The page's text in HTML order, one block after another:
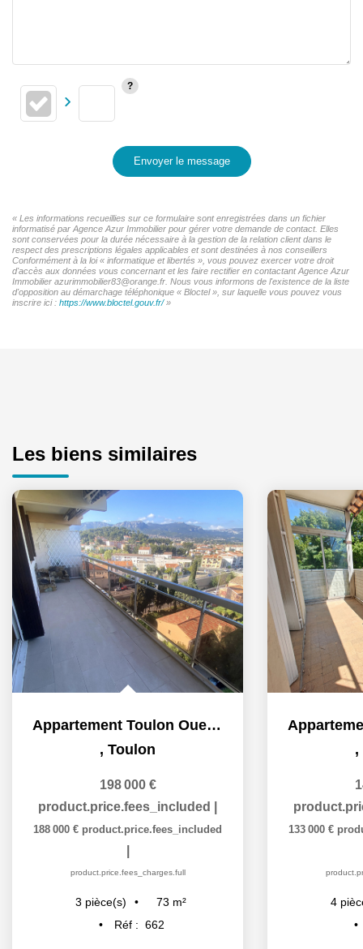
Envoyer le message
« Les informations recueillies sur ce formulaire sont enregistrées dans un fichier
informatisé par Agence Azur Immobilier pour gérer votre demande de contact. Elles
sont conservées pour la durée nécessaire à la gestion de la relation client dans le
respect des prescriptions légales applicables et sont destinées à nos conseillers
Conformément à la loi « informatique et libertés », vous pouvez exercer votre droit
d'accès aux données vous concernant et les faire rectifier en contactant Agence Azur
Immobilier azurimmobilier83@orange.fr. Nous vous informons de l'existence de la liste
d'opposition au démarchage téléphonique « Bloctel », sur laquelle vous pouvez vous
inscrire ici : https://www.bloctel.gouv.fr/»
Les biens similaires
Appartement Toulon Ouest 3 pièces 73 m2 avec grande...
, Toulon
198 000 €
product.price.fees_included
188 000 € product.price.fees_included
product.price.fees_charges.full
3 pièce(s) 73 m²
Réf : 662
,
133 000 €
4